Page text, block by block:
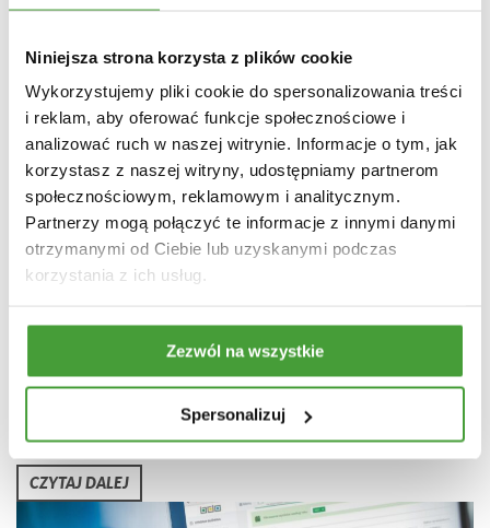
Niniejsza strona korzysta z plików cookie
Wykorzystujemy pliki cookie do spersonalizowania treści
i reklam, aby oferować funkcje społecznościowe i
analizować ruch w naszej witrynie. Informacje o tym, jak
korzystasz z naszej witryny, udostępniamy partnerom
społecznościowym, reklamowym i analitycznym.
Partnerzy mogą połączyć te informacje z innymi danymi
otrzymanymi od Ciebie lub uzyskanymi podczas
korzystania z ich usług.
Zezwól na wszystkie
Spersonalizuj
Może Cię również zainteresować
EKO check-lista na koniec 2023′ (i nie tylko)
DORADZTWO EKOLOGICZNE
OCHRONA ŚRODOWISKA
PRZEPISY PRAWA
CZYTAJ DALEJ